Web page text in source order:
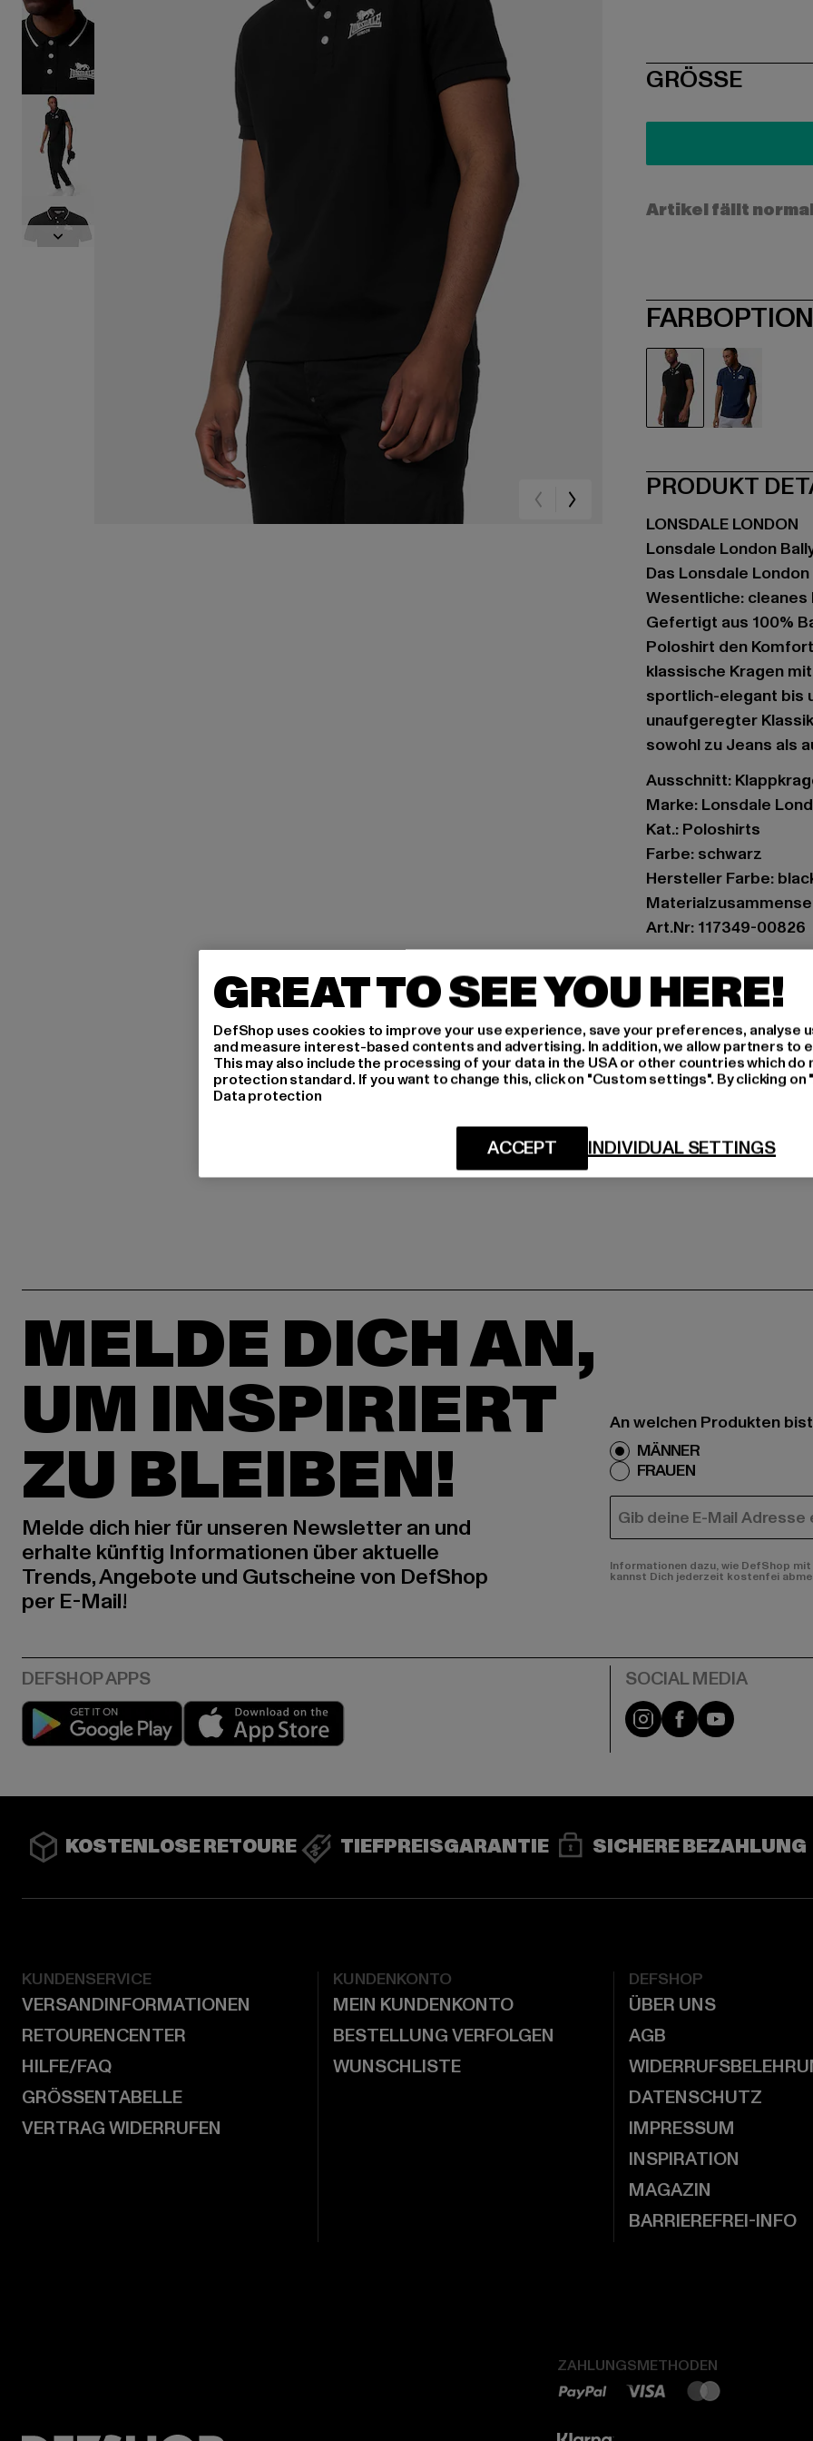
SIZE
GRÖSSE
Artikel fällt
PRODUKT
LONSDALE LONDON
Lonsdale London
Das Lonsdale
Wesentliche:
Gefertigt aus 100%
Poloshirt den
klassische Kragen
sportlich-elegant bis
unaufgeregter
sowohl zu Jeans als
Ausschnitt:
Marke: Lonsdale
Kat.: Poloshirts
Farbe: schwarz
Hersteller Farbe:
Art.Nr: 117349-00826
Hersteller: Punch
Im Taubental 15a |
GRÖSSE
LIEFERUNG &
MELDE DICH AN,
UM INSPIRIERT
ZU BLEIBEN!
Melde dich hier für unseren Newsletter an und
erhalte künftig Informationen über aktuelle
Trends, Angebote und Gutscheine von DefShop
per E-Mail!
An welchen Produkten
MÄNNER
FRAUEN
E-MAIL
Informationen dazu, wie DefShop
kannst Dich jederzeit kostenfei
Play market Instagram
FacebookYouTube
KOSTENLOSE RETOURE TIEFPREISGARANTIE SICHERE BEZAHLUNG
KUNDENSERVICE
VERSANDINFORMATIONEN
RETOURENCENTER
HILFE/FAQ
GRÖSSENTABELLE
VERTRAG WIDERRUFEN
KUNDENKONTO
MEIN KUNDENKONTO
BESTELLUNG VERFOLGEN
WUNSCHLISTE
DEFSHOP
ÜBER UNS
AGB
DATENSCHUTZ
IMPRESSUM
INSPIRATION
MAGAZIN
BARRIEREFREI-INFO
ZAHLUNGSMETHODEN
GREAT TO SEE YOU HERE!
DefShop uses cookies to improve your use experience, save your preferences, analyse
and measure interest-based contents and advertising. In addition, we allow partners to
This may also include the processing of your data in the USA or other countries which do
protection standard. If you want to change this, click on "Custom settings". By clicking
Data protection
INDIVIDUAL SETTINGS
ACCEPT